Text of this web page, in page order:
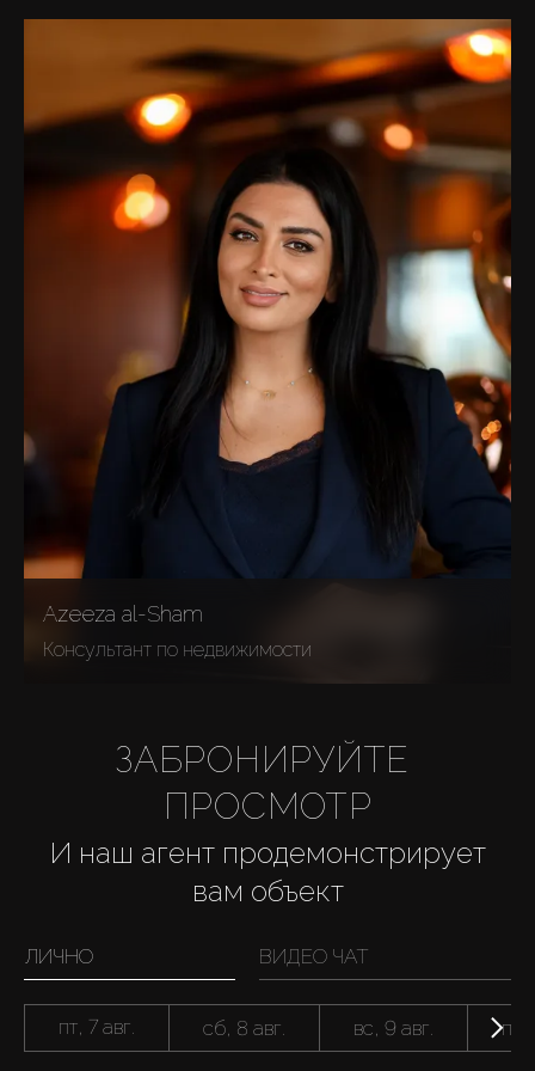
Azeeza al-Sham
Консультант по недвижимости
ЗАБРОНИРУЙТЕ
ПРОСМОТР
И наш агент продемонстрирует
вам объект
ЛИЧНО ВИДЕО ЧАТ
пт, 7 авг. сб, 8 авг. вс, 9 авг. пн,